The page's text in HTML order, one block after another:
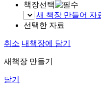
책장선택
새 책장 만들어 자
선택한 자료
취소 내책장에 담기
새책장 만들기
닫기